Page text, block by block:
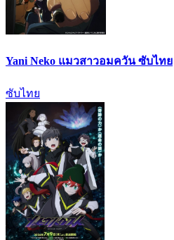
Yani Neko แมวสาวอมควัน ซับไทย
ซับไทย